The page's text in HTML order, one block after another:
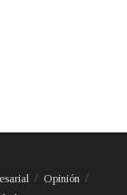
Opinión